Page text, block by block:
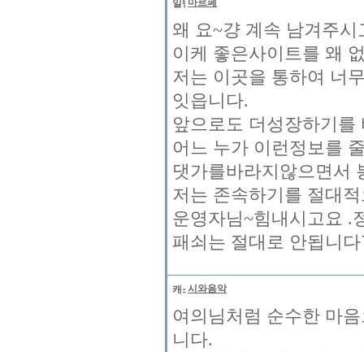
마르페
왜 요~걍 계속 남겨주
이케 좋은사이트를 왜
저는 이곳을 통하여 너
잇읍니다.
앞으로도 더성장하기
어느 누가 이런정보를
댓가를바라지않으면서
저는 존속하기를 절대
운영자님~힘내시고요 .
패쇠는 절대로 안됩니다
시와음악
여의님처럼 순수한 마
니다.